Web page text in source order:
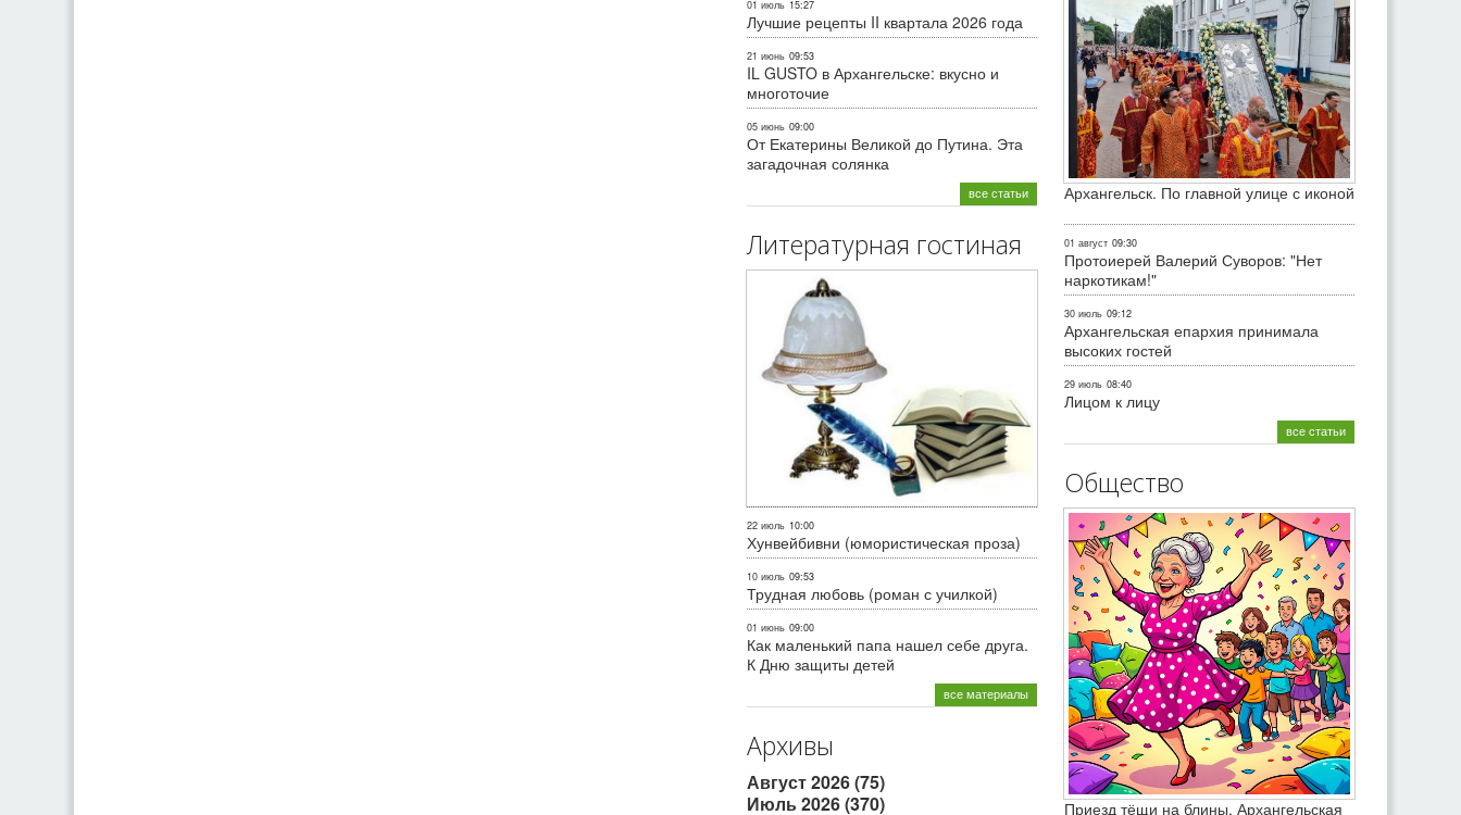
01 июль 15:27
Лучшие рецепты II квартала 2026 года
21 июнь 09:53
IL GUSTO в Архангельске: вкусно и
многоточие
05 июнь 09:00
От Екатерины Великой до Путина. Эта
загадочная солянка
все статьи
Литературная гостиная
22 июль 10:00
Хунвейбивни (юмористическая проза)
10 июль 09:53
Трудная любовь (роман с училкой)
01 июнь 09:00
Как маленький папа нашел себе друга.
К Дню защиты детей
все материалы
Архивы
Август 2026 (75)
Июль 2026 (370)
Архангельск. По главной улице с иконой
01 август 09:30
Протоиерей Валерий Суворов: "Нет
наркотикам!"
30 июль 09:12
Архангельская епархия принимала
высоких гостей
29 июль 08:40
Лицом к лицу
все статьи
Общество
Приезд тёщи на блины. Архангельская